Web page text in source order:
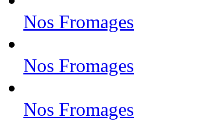
Nos Fromages
Nos Fromages
Nos Fromages